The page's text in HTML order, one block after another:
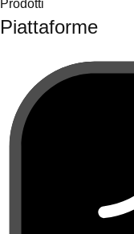
Prodotti
Piattaforme